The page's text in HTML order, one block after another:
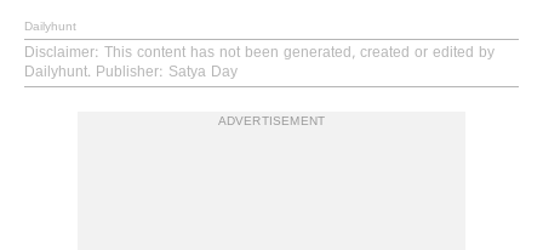
Dailyhunt
Disclaimer: This content has not been generated, created or edited by
Dailyhunt. Publisher: Satya Day
ADVERTISEMENT